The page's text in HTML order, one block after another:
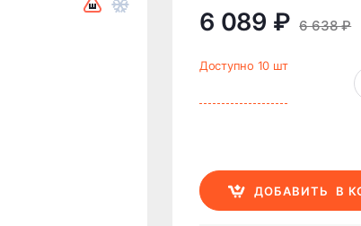
Ошиповка, Перешиповка зимней резины
6 089 ₽ 6 638 ₽
Доступно 10 шт
ДОБАВИТЬ В